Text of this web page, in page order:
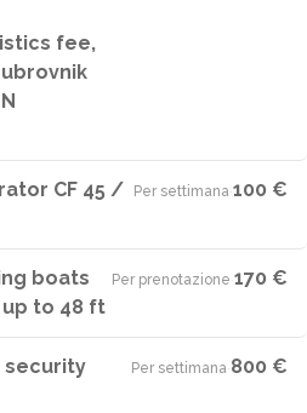
fee,
CF 45 /
Per settimana·100 €
boats
to 48 ft
Per prenotazione·170 €
security
Per settimana·800 €